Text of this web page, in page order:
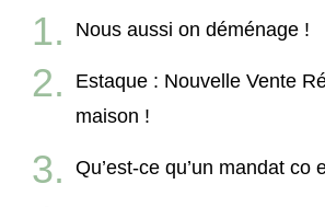
Nous aussi on déménage !
Estaque : Nouvelle Vente
maison !
Qu’est-ce qu’un mandat co